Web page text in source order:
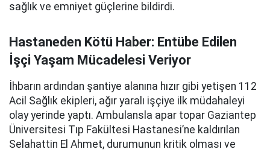
sağlık ve emniyet güçlerine bildirdi.
Hastaneden Kötü Haber: Entübe Edilen
İşçi Yaşam Mücadelesi Veriyor
İhbarın ardından şantiye alanına hızır gibi yetişen 112
Acil Sağlık ekipleri, ağır yaralı işçiye ilk müdahaleyi
olay yerinde yaptı. Ambulansla apar topar Gaziantep
Üniversitesi Tıp Fakültesi Hastanesi’ne kaldırılan
Selahattin El Ahmet, durumunun kritik olması ve